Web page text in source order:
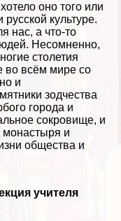
оно того или
культуре.
нас, а что-то
Несомненно,
столетия
во всём мире со
и
зодчества
города и
сокровище, и
монастыря и
общества и
учителя